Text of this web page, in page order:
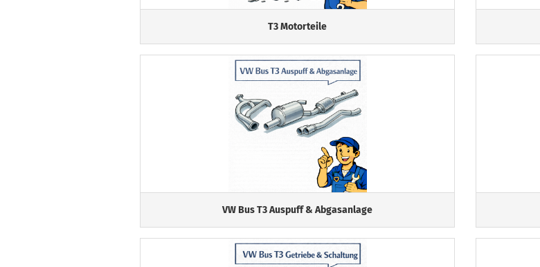
T3 Motorteile
VW Bus T3 Auspuff & Abgasanlage